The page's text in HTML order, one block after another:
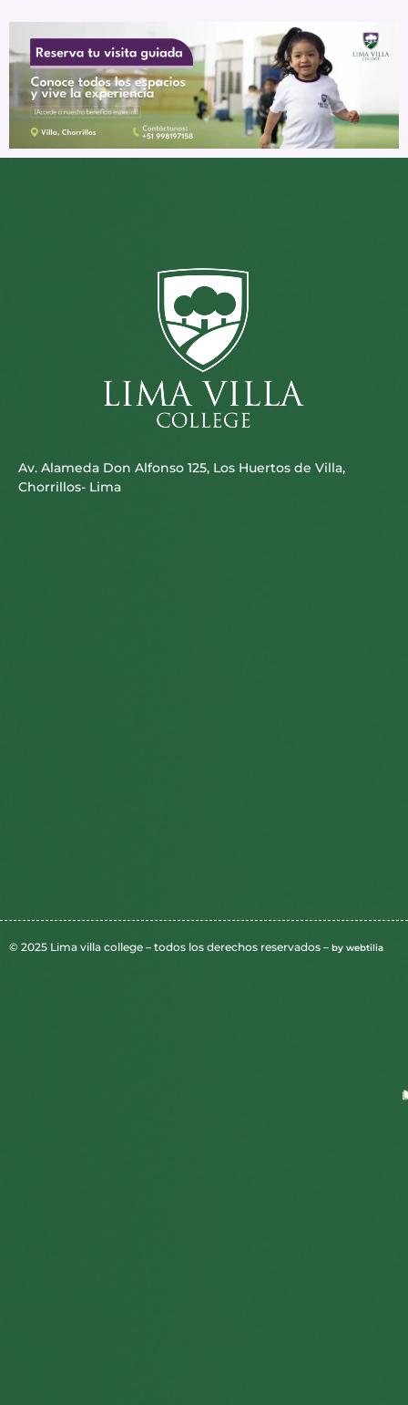
Av. Alameda Don Alfonso 125, Los Huertos de Villa,
Chorrillos- Lima
© 2025 Lima villa college – todos los derechos reservados – by webtilia